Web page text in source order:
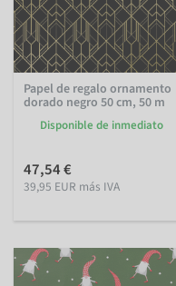
Papel de regalo ornamento
dorado negro 50 cm, 50 m
Disponible de inmediato
47,54 €
39,95 EUR más IVA